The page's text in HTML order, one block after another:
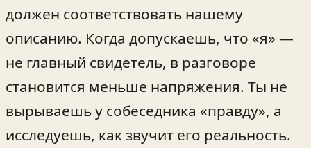
должен соответствовать нашему
описанию. Когда допускаешь, что «я» —
не главный свидетель, в разговоре
становится меньше напряжения. Ты не
вырываешь у собеседника «правду», а
исследуешь, как звучит его реальность.